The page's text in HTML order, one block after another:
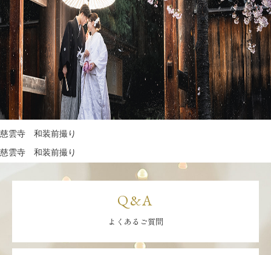
慈雲寺 和装前撮り
慈雲寺 和装前撮り
Q&A
よくあるご質問